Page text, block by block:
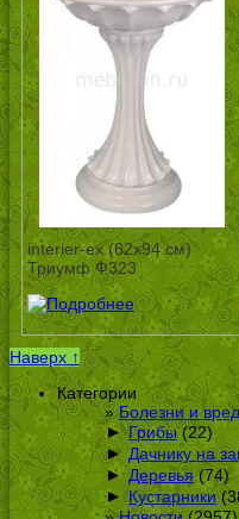
interier-ex (62х94 см)
Триумф Ф323
Наверх ↑
Категории
Болезни и
► Грибы(22)
► Дачнику на
► Деревья(74)
► Кустарники